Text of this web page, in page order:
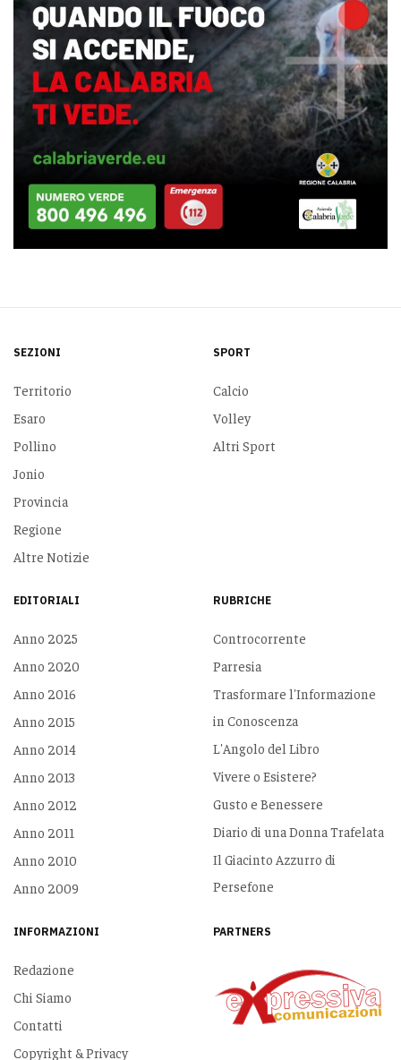
SEZIONI
Territorio
Esaro
Pollino
Jonio
Provincia
Regione
Altre Notizie
SPORT
Calcio
Volley
Altri Sport
EDITORIALI
Anno 2025
Anno 2020
Anno 2016
Anno 2015
Anno 2014
Anno 2013
Anno 2012
Anno 2011
Anno 2010
Anno 2009
RUBRICHE
Controcorrente
Parresia
Trasformare l'Informazione
in Conoscenza
L'Angolo del Libro
Vivere o Esistere?
Gusto e Benessere
Diario di una Donna Trafelata
Il Giacinto Azzurro di
Persefone
INFORMAZIONI
Redazione
Chi Siamo
Contatti
Copyright & Privacy
PARTNERS